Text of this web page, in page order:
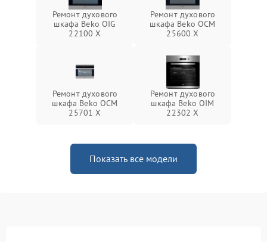
Ремонт духового
шкафа Beko OIG
22100 X
Ремонт духового
шкафа Beko OCM
25600 X
Ремонт духового
шкафа Beko OCM
25701 X
Ремонт духового
шкафа Beko OIM
22302 X
Показать все модели